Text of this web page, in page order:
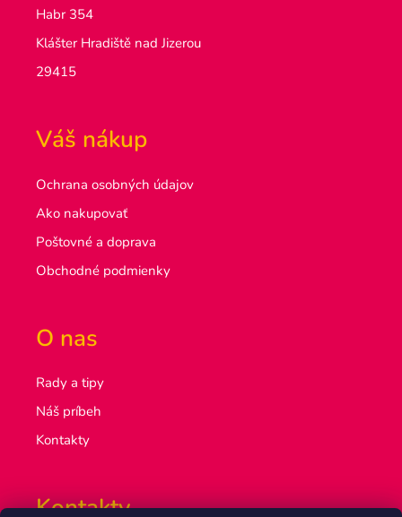
Habr 354
Klášter Hradiště nad Jizerou
29415
Váš nákup
Ochrana osobných údajov
Ako nakupovať
Poštovné a doprava
Obchodné podmienky
O nas
Rady a tipy
Náš príbeh
Kontakty
Kontakty